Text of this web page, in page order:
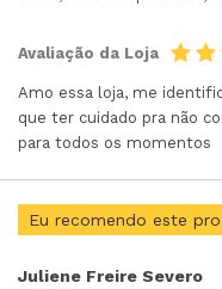
Avaliação da Loja
Amo essa loja, me
que ter cuidado pra não
para todos os momentos
Eu recomendo este
Juliene Freire Severo